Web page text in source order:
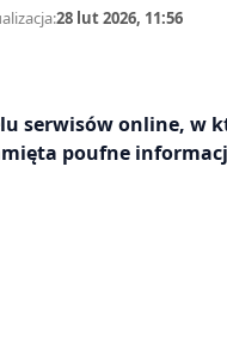
28 lut 2026, 11:56
serwisów online, w
poufne